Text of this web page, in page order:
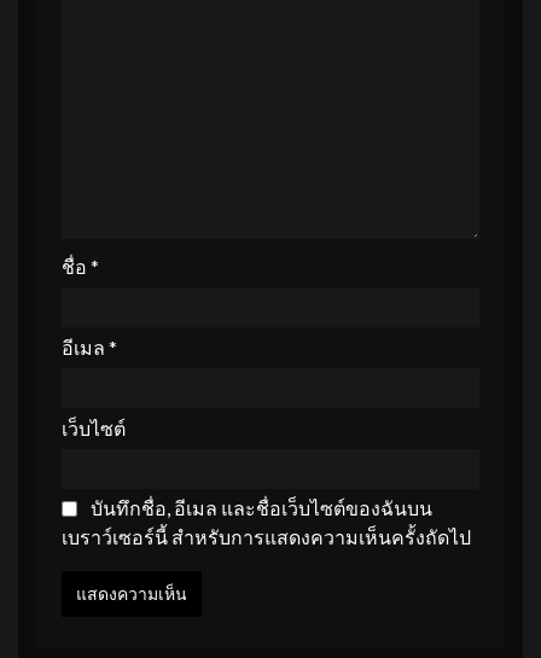
ชื่อ *
อีเมล *
เว็บไซต์
บันทึกชื่อ, อีเมล และชื่อเว็บไซต์ของฉันบน
เบราว์เซอร์นี้ สำหรับการแสดงความเห็นครั้งถัดไป